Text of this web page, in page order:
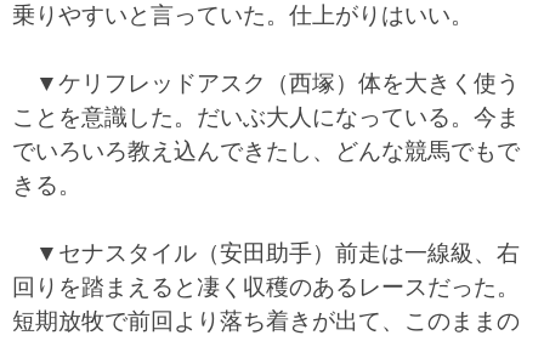
乗りやすいと言っていた。仕上がりはいい。
▼ケリフレッドアスク（西塚）体を大きく使う
ことを意識した。だいぶ大人になっている。今ま
でいろいろ教え込んできたし、どんな競馬でもで
きる。
▼セナスタイル（安田助手）前走は一線級、右
回りを踏まえると凄く収穫のあるレースだった。
短期放牧で前回より落ち着きが出て、このままの